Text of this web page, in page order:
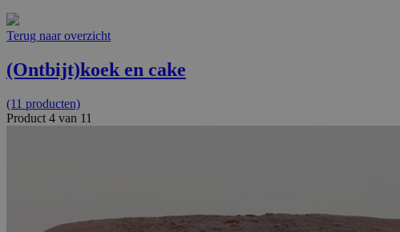
Terug naar overzicht
(Ontbijt)koek en cake
(11 producten)
Product 4 van 11